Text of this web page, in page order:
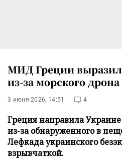
МИД Греции выразил
из-за морского дрона
3 июня 2026, 14:51 4
Греция направила
из-за обнаруженного в
Лефкада украинского
взрывчаткой.